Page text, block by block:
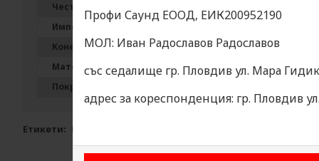
Профи Саунд ЕООД, ЕИК200952190
МОЛ: Иван Радославов Радославов
със седалище гр. Пловдив ул. Мара
адрес за кореспонденция: гр. Пловдив
Честота на кросовъра / Crossover Frequency
Импеданс / Impedance
Конектори / Connectors
Материал на корпуса / Enclosure Material
Покритие / Finish
Етикети: